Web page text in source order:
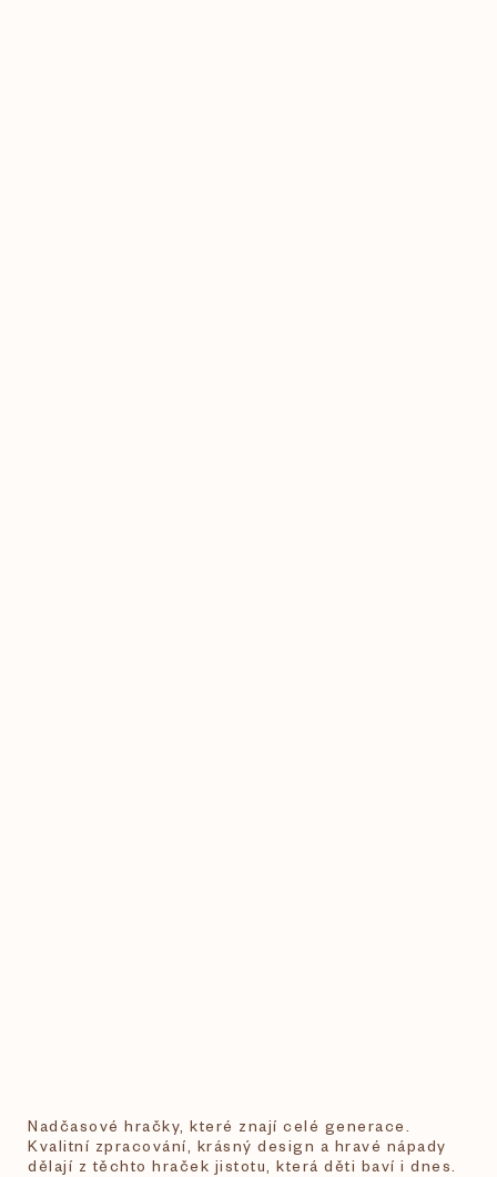
Nadčasové hračky, které znají celé generace.
Kvalitní zpracování, krásný design a hravé nápady
dělají z těchto hraček jistotu, která děti baví i dnes.